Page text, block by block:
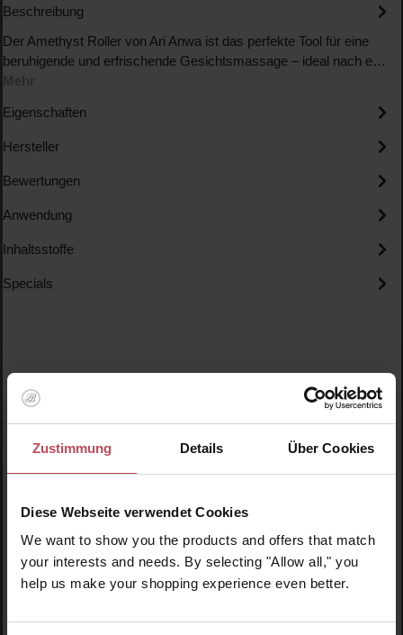
Zustimmung Details Über Cookies
Diese Webseite verwendet Cookies
We want to show you the products and offers that match
your interests and needs. By selecting "Allow all," you
help us make your shopping experience even better.
Beschreibung
Der Amethyst Roller von Ari Anwa ist das perfekte Tool für eine
beruhigende und erfrischende Gesichtsmassage – ideal nach e…
Mehr
Eigenschaften
Hersteller
Bewertungen
Anwendung
Inhaltsstoffe
Specials
Produktgalerie überspringen
Ähnliche Produkte
Neu